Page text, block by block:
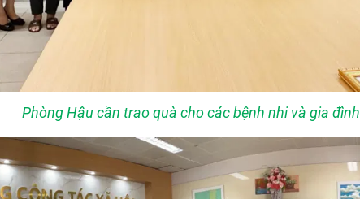
Phòng Hậu cần trao quà cho các bệnh nhi và gia đình